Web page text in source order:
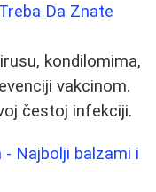
Da Znate
kondilomima,
vakcinom.
čestoj infekciji.
Najbolji balzami i